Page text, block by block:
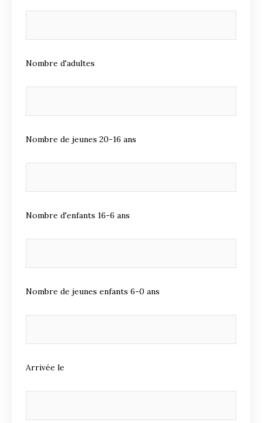
Nombre d'adultes
Nombre de jeunes 20-16 ans
Nombre d'enfants 16-6 ans
Nombre de jeunes enfants 6-0 ans
Arrivée le